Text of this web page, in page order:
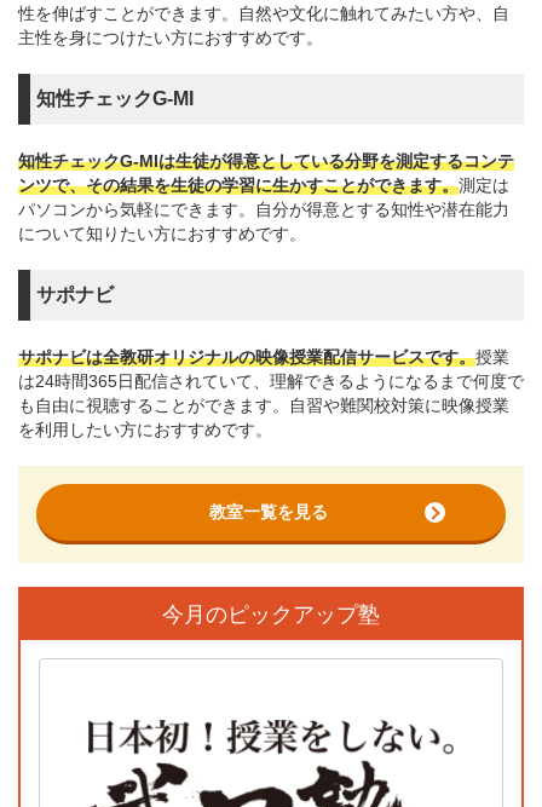
性を伸ばすことができます。自然や文化に触れてみたい方や、自
主性を身につけたい方におすすめです。
知性チェックG-MI
知性チェックG-MIは生徒が得意としている分野を測定するコンテ
ンツで、その結果を生徒の学習に生かすことができます。測定は
パソコンから気軽にできます。自分が得意とする知性や潜在能力
について知りたい方におすすめです。
サポナビ
サポナビは全教研オリジナルの映像授業配信サービスです。授業
は24時間365日配信されていて、理解できるようになるまで何度で
も自由に視聴することができます。自習や難関校対策に映像授業
を利用したい方におすすめです。
教室一覧を見る
今月のピックアップ塾